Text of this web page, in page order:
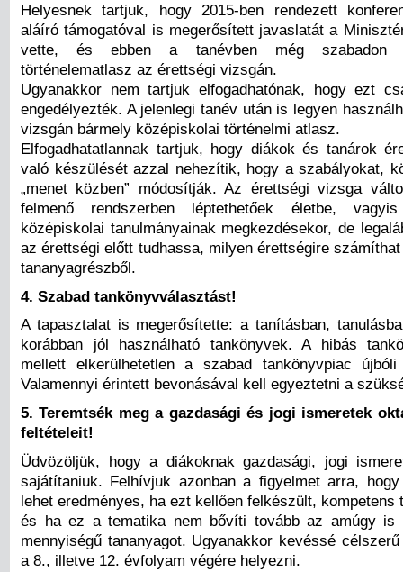
Helyesnek tartjuk, hogy 2015-ben rendezett
aláíró támogatóval is megerősített javaslatát a
vette, és ebben a tanévben még szabadon
történelematlasz az érettségi vizsgán.
Ugyanakkor nem tartjuk elfogadhatónak, hogy ezt
engedélyezték. A jelenlegi tanév után is legyen
vizsgán bármely középiskolai történelmi atlasz.
Elfogadhatatlannak tartjuk, hogy diákok és tanárok
való készülését azzal nehezítik, hogy a szabályokat,
„menet közben” módosítják. Az érettségi vizsga
felmenő rendszerben léptethetőek életbe,
középiskolai tanulmányainak megkezdésekor, de
az érettségi előtt tudhassa, milyen érettségire
tananyagrészből.
4. Szabad tankönyvválasztást!
A tapasztalat is megerősítette: a tanításban,
korábban jól használható tankönyvek. A hibás
mellett elkerülhetetlen a szabad tankönyvpiac újbóli
Valamennyi érintett bevonásával kell egyeztetni a
5. Teremtsék meg a gazdasági és jogi ismeretek
feltételeit!
Üdvözöljük, hogy a diákoknak gazdasági, jogi
sajátítaniuk. Felhívjuk azonban a figyelmet arra,
lehet eredményes, ha ezt kellően felkészült, kompetens
és ha ez a tematika nem bővíti tovább az amúgy is
mennyiségű tananyagot. Ugyanakkor kevéssé
a 8., illetve 12. évfolyam végére helyezni.